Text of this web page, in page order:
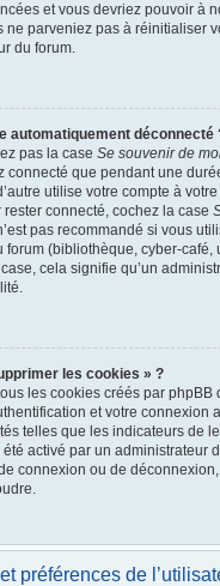
et vous devriez pouvoir à
ne parveniez pas à réinitialiser
du forum.
automatiquement déconnecté
pas la case Se souvenir de
connecté que pendant une
utilise votre compte à
connecté, cochez la case
pas recommandé si vous
forum (bibliothèque, cyber-café,
cela signifie qu’un
les cookies » ?
les cookies créés par phpBB
et votre connexion
telles que les indicateurs de
activé par un administrateur
connexion ou de
préférences de